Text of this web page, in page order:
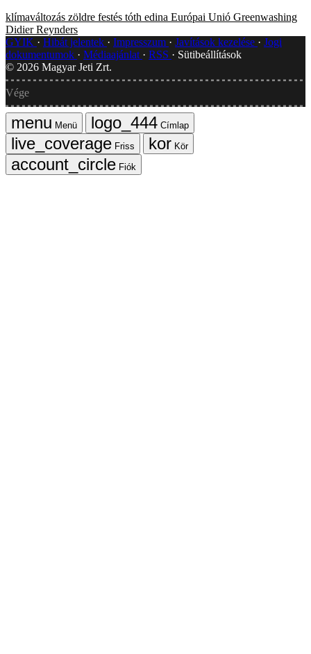
klímaváltozás zöldre festés tóth edina Európai Unió Greenwashing
Didier Reynders
GYIK
Hibát jelentek Impresszum Javítások kezelése
Jogi
dokumentumok
Médiaajánlat RSS
Sütibeállítások
© 2026 Magyar Jeti Zrt.
Vége
Menü
Címlap
Friss
Kör
Fiók